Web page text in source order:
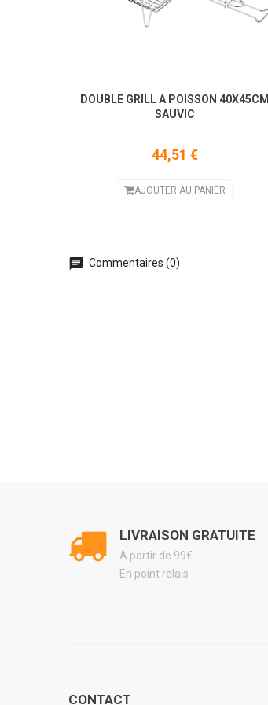
DOUBLE GRILL A POISSON 40X45CM
SAUVIC
44,51 €
AJOUTER AU PANIER
Commentaires (0)
LIVRAISON GRATUITE
A partir de 99€
En point relais
CONTACT